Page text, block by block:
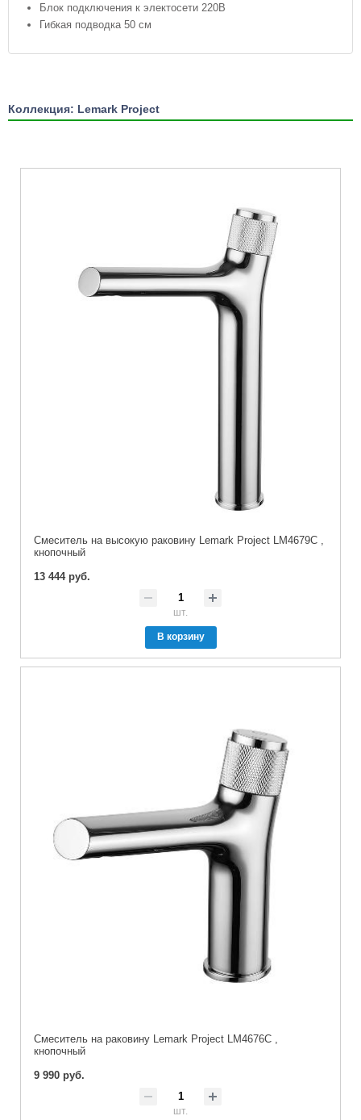
Блок подключения к электосети 220В
Гибкая подводка 50 см
Коллекция: Lemark Project
Cмеситель на высокую раковину Lemark Project LM4679C ,
кнопочный
13 444 руб.
шт.
В корзину
Cмеситель на раковину Lemark Project LM4676C ,
кнопочный
9 990 руб.
шт.